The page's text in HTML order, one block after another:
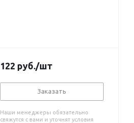
122 руб./шт
Заказать
Наши менеджеры обязательно
свяжутся с вами и уточнят условия